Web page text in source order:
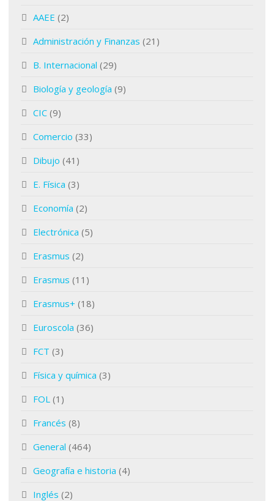
AAEE (2)
Administración y Finanzas (21)
B. Internacional (29)
Biología y geología (9)
CIC (9)
Comercio (33)
Dibujo (41)
E. Física (3)
Economía (2)
Electrónica (5)
Erasmus (2)
Erasmus (11)
Erasmus+ (18)
Euroscola (36)
FCT (3)
Física y química (3)
FOL (1)
Francés (8)
General (464)
Geografía e historia (4)
Inglés (2)